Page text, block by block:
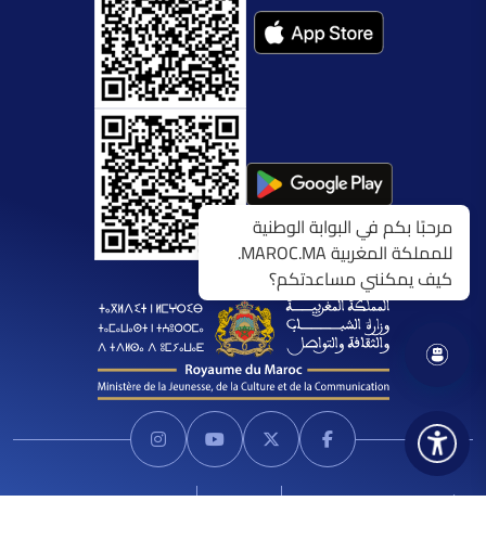
الشروط العامة للاستخدام اتصل بنا
مرحبًا بكم في البوابة الوطنية
للمملكة المغربية MAROC.MA.
كيف يمكنني مساعدتكم؟